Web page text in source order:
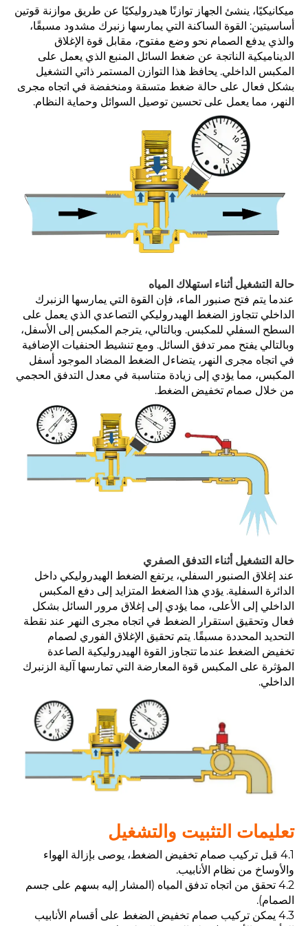
ميكانيكيًا، ينشئ الجهاز توازنًا هيدروليكيًا عن طريق موازنة قوتين
أساسيتين: القوة الساكنة التي يمارسها زنبرك مشدود مسبقًا،
والذي يدفع الصمام نحو وضع مفتوح، مقابل قوة الإغلاق
الديناميكية الناتجة عن ضغط السائل المنبع الذي يعمل على
المكبس الداخلي. يحافظ هذا التوازن المستمر ذاتي التشغيل
بشكل فعال على حالة ضغط متسقة ومنخفضة في اتجاه مجرى
النهر، مما يعمل على تحسين توصيل السوائل وحماية النظام.
حالة التشغيل أثناء استهلاك المياه
عندما يتم فتح صنبور الماء، فإن القوة التي يمارسها الزنبرك
الداخلي تتجاوز الضغط الهيدروليكي التصاعدي الذي يعمل على
السطح السفلي للمكبس. وبالتالي، يترجم المكبس إلى الأسفل،
وبالتالي يفتح ممر تدفق السائل. ومع تنشيط الحنفيات الإضافية
في اتجاه مجرى النهر، يتضاءل الضغط المضاد الموجود أسفل
المكبس، مما يؤدي إلى زيادة متناسبة في معدل التدفق الحجمي
من خلال صمام تخفيض الضغط.
حالة التشغيل أثناء التدفق الصفري
عند إغلاق الصنبور السفلي، يرتفع الضغط الهيدروليكي داخل
الدائرة السفلية. يؤدي هذا الضغط المتزايد إلى دفع المكبس
الداخلي إلى الأعلى، مما يؤدي إلى إغلاق مرور السائل بشكل
فعال وتحقيق استقرار الضغط في اتجاه مجرى النهر عند نقطة
التحديد المحددة مسبقًا. يتم تحقيق الإغلاق الفوري لصمام
تخفيض الضغط عندما تتجاوز القوة الهيدروليكية الصاعدة
المؤثرة على المكبس قوة المعارضة التي تمارسها آلية الزنبرك
الداخلي.
تعليمات التثبيت والتشغيل
4.1 قبل تركيب صمام تخفيض الضغط، يوصى بإزالة الهواء
والأوساخ من نظام الأنابيب.
4.2 تحقق من اتجاه تدفق المياه (المشار إليه بسهم على جسم
الصمام).
4.3 يمكن تركيب صمام تخفيض الضغط على أقسام الأنابيب